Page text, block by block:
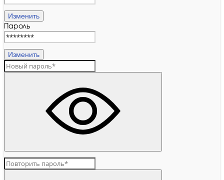
Изменить
Пароль
Изменить